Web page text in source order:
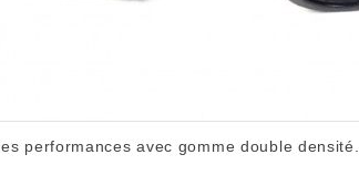
performances avec gomme double densité.